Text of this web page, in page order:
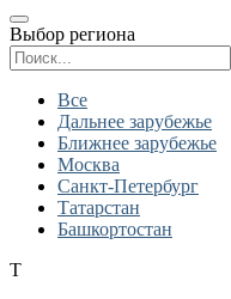
Выбор региона
Все
Дальнее зарубежье
Ближнее зарубежье
Москва
Санкт-Петербург
Татарстан
Башкортостан
Т